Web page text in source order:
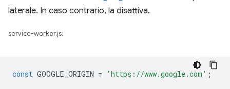
laterale. In caso contrario, la disattiva.
service-worker.js:
const GOOGLE_ORIGIN = 'https://www.google.com' ;